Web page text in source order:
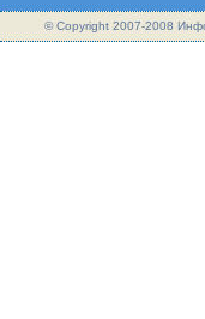
© Copyright 2007-2008